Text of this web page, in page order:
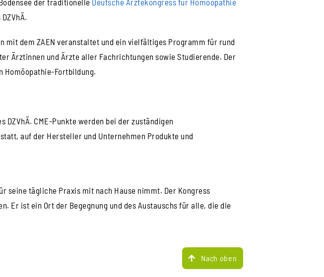
der traditionelle Deutsche Ärztekongress für Homöopathie
mit dem ZAEN veranstaltet und ein vielfältiges Programm für rund
Ärztinnen und Ärzte aller Fachrichtungen sowie Studierende. Der
Homöopathie-Fortbildung.
CME-Punkte werden bei der zuständigen
auf der Hersteller und Unternehmen Produkte und
seine tägliche Praxis mit nach Hause nimmt. Der Kongress
Er ist ein Ort der Begegnung und des Austauschs für alle, die die
Nach oben